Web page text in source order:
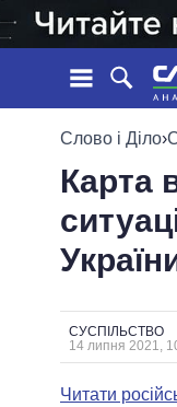
СТРІЧКА
ПОДІЇ
СТАТТІ
ДУМКИ
ОГЛЯДИ
УСІ
ВЕРХОВНА
Слово і Діло›
Карта
СУСПІЛЬСТВО
14 липня 2021,
Читати